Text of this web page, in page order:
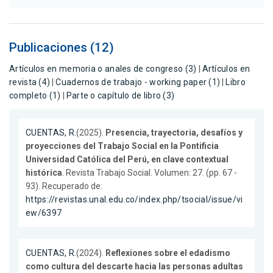
Publicaciones (12)
Artículos en memoria o anales de congreso (3)
Artículos en
revista (4) |Cuadernos de trabajo - working paper (1)
Libro
completo (1)
Parte o capítulo de libro (3)
CUENTAS, R.(2025). Presencia, trayectoria, desafíos y
proyecciones del Trabajo Social en la Pontificia
Universidad Católica del Perú, en clave contextual
histórica. Revista Trabajo Social. Volumen: 27. (pp. 67 -
93). Recuperado de:
https://revistas.unal.edu.co/index.php/tsocial/issue/vi
ew/6397
CUENTAS, R.(2024). Reflexiones sobre el edadismo
como cultura del descarte hacia las personas adultas